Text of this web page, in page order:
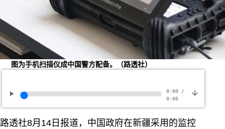
图为手机扫描仪成中国警方配备。（路透社）
0:00/
0:00
路透社8月14日报道，中国政府在新疆采用的监控